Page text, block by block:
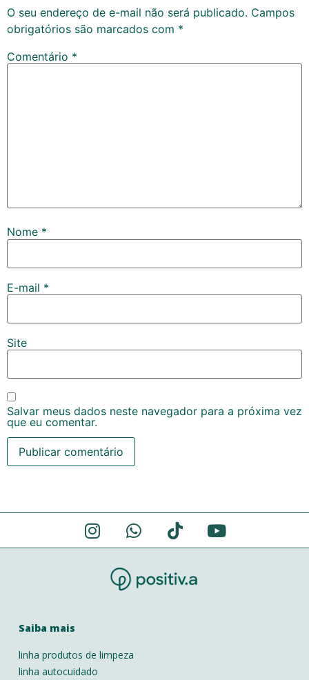
O seu endereço de e-mail não será publicado. Campos
obrigatórios são marcados com *
Comentário *
Nome *
E-mail *
Site
Salvar meus dados neste navegador para a próxima vez
que eu comentar.
Alternative:
Saiba mais
linha produtos de limpeza
linha autocuidado